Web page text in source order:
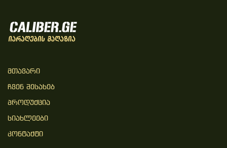
Მთავარი
Ჩვენ Შესახებ
Პროდუქცია
Სიახლეები
Კონტაქტი